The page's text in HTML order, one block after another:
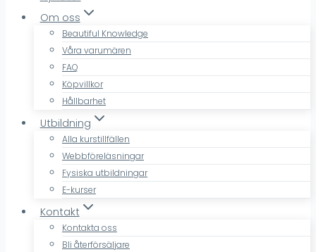
Om oss
Beautiful Knowledge
Våra varumären
FAQ
Köpvillkor
Hållbarhet
Utbildning
Alla kurstillfällen
Webbföreläsningar
Fysiska utbildningar
E-kurser
Kontakt
Kontakta oss
Bli återförsäljare